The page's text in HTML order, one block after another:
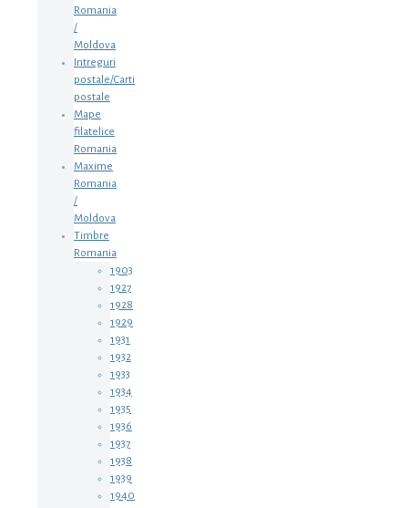
Romania
/
Moldova
Intreguri
postale/Carti
postale
Mape
filatelice
Romania
Maxime
Romania
/
Moldova
Timbre
Romania
1903
1927
1928
1929
1931
1932
1933
1934
1935
1936
1937
1938
1939
1940